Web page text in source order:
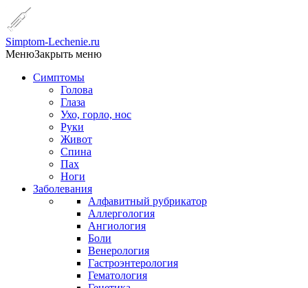
Simptom-Lechenie.ru
МенюЗакрыть меню
Симптомы
Голова
Глаза
Ухо, горло, нос
Руки
Живот
Спина
Пах
Ноги
Заболевания
Алфавитный рубрикатор
Аллергология
Ангиология
Боли
Венерология
Гастроэнтерология
Гематология